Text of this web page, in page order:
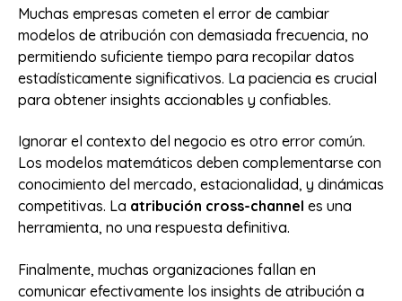
Muchas empresas cometen el error de cambiar
modelos de atribución con demasiada frecuencia, no
permitiendo suficiente tiempo para recopilar datos
estadísticamente significativos. La paciencia es crucial
para obtener insights accionables y confiables.
Ignorar el contexto del negocio es otro error común.
Los modelos matemáticos deben complementarse con
conocimiento del mercado, estacionalidad, y dinámicas
competitivas. La atribución cross-channel es una
herramienta, no una respuesta definitiva.
Finalmente, muchas organizaciones fallan en
comunicar efectivamente los insights de atribución a